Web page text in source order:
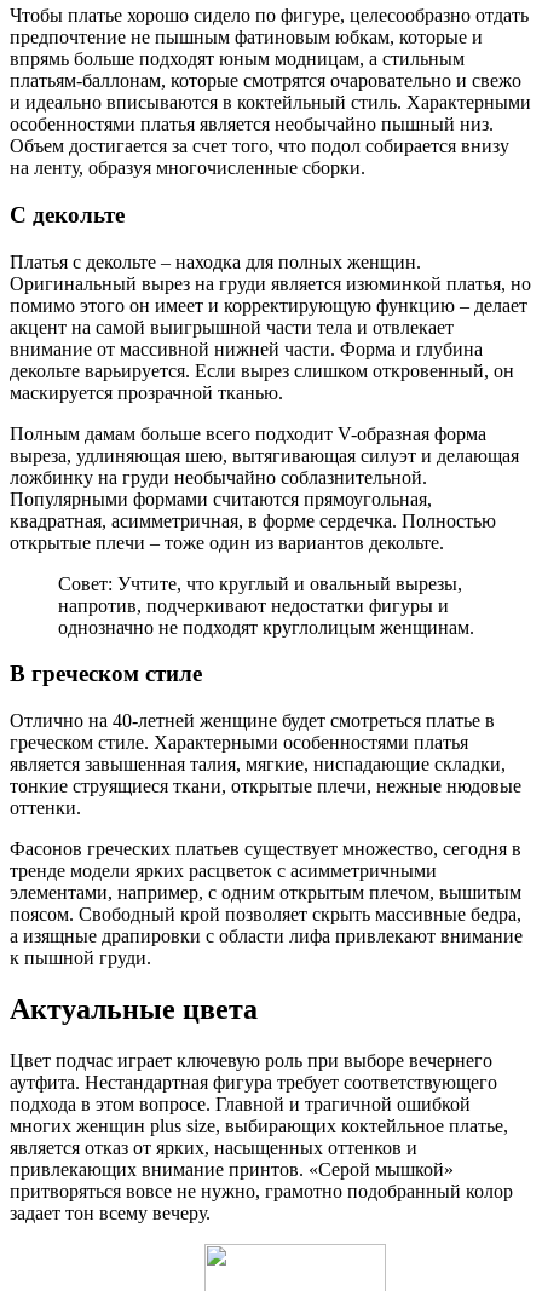
Чтобы платье хорошо сидело по фигуре, целесообразно отдать
предпочтение не пышным фатиновым юбкам, которые и
впрямь больше подходят юным модницам, а стильным
платьям-баллонам, которые смотрятся очаровательно и свежо
и идеально вписываются в коктейльный стиль. Характерными
особенностями платья является необычайно пышный низ.
Объем достигается за счет того, что подол собирается внизу
на ленту, образуя многочисленные сборки.
С декольте
Платья с декольте – находка для полных женщин.
Оригинальный вырез на груди является изюминкой платья, но
помимо этого он имеет и корректирующую функцию – делает
акцент на самой выигрышной части тела и отвлекает
внимание от массивной нижней части. Форма и глубина
декольте варьируется. Если вырез слишком откровенный, он
маскируется прозрачной тканью.
Полным дамам больше всего подходит V-образная форма
выреза, удлиняющая шею, вытягивающая силуэт и делающая
ложбинку на груди необычайно соблазнительной.
Популярными формами считаются прямоугольная,
квадратная, асимметричная, в форме сердечка. Полностью
открытые плечи – тоже один из вариантов декольте.
Совет: Учтите, что круглый и овальный вырезы,
напротив, подчеркивают недостатки фигуры и
однозначно не подходят круглолицым женщинам.
В греческом стиле
Отлично на 40-летней женщине будет смотреться платье в
греческом стиле. Характерными особенностями платья
является завышенная талия, мягкие, ниспадающие складки,
тонкие струящиеся ткани, открытые плечи, нежные нюдовые
оттенки.
Фасонов греческих платьев существует множество, сегодня в
тренде модели ярких расцветок с асимметричными
элементами, например, с одним открытым плечом, вышитым
поясом. Свободный крой позволяет скрыть массивные бедра,
а изящные драпировки с области лифа привлекают внимание
к пышной груди.
Актуальные цвета
Цвет подчас играет ключевую роль при выборе вечернего
аутфита. Нестандартная фигура требует соответствующего
подхода в этом вопросе. Главной и трагичной ошибкой
многих женщин plus size, выбирающих коктейльное платье,
является отказ от ярких, насыщенных оттенков и
привлекающих внимание принтов. «Серой мышкой»
притворяться вовсе не нужно, грамотно подобранный колор
задает тон всему вечеру.